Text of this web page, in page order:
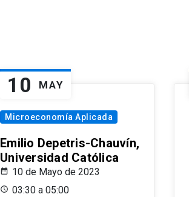
10 MAY
Microeconomía Aplicada
Emilio Depetris-Chauvín,
Universidad Católica
10 de Mayo de 2023
03:30 a 05:00